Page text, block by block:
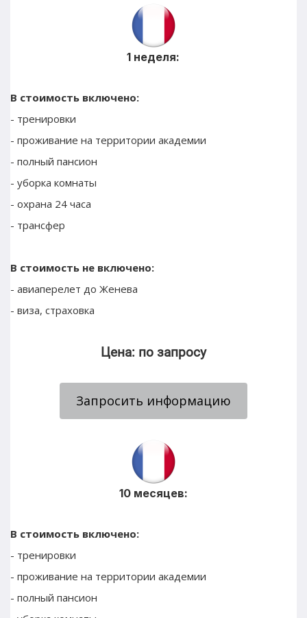
1 неделя:
В стоимость включено:
- тренировки
- проживание на территории академии
- полный пансион
- уборка комнаты
- охрана 24 часа
- трансфер
В стоимость не включено:
- авиаперелет до Женева
- виза, страховка
Цена: по запросу
Запросить информацию
10 месяцев:
В стоимость включено:
- тренировки
- проживание на территории академии
- полный пансион